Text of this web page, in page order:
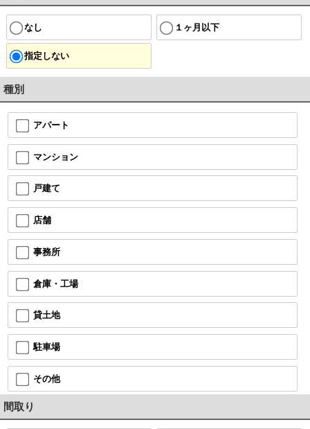
なし １ヶ月以下
指定しない
種別
アパート
マンション
戸建て
店舗
事務所
倉庫・工場
貸土地
駐車場
その他
間取り